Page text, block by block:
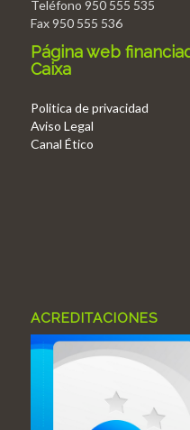
Teléfono 950 555 535
Fax 950 555 536
Página web
Caixa
Politica de privacidad
Aviso Legal
Canal Ético
ACREDITACIONES